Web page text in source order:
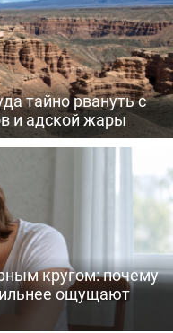
тайно рвануть с
и адской жары
кругом: почему
ощущают